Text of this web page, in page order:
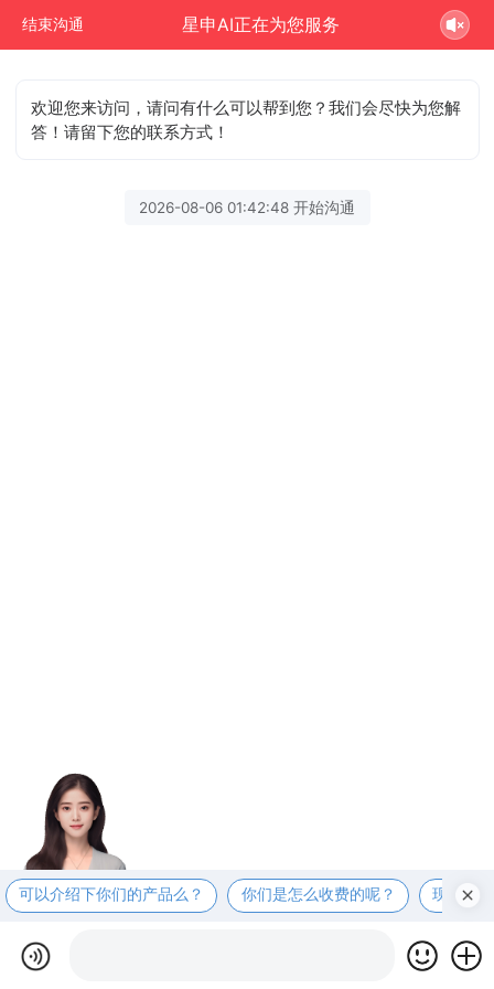
结束沟通 星申AI正在为您服务
欢迎您来访问，请问有什么可以帮到您？我们会尽快为您解
答！请留下您的联系方式！
2026-08-06 01:42:48 开始沟通
可以介绍下你们的产品么？ 你们是怎么收费的呢？ 现在有